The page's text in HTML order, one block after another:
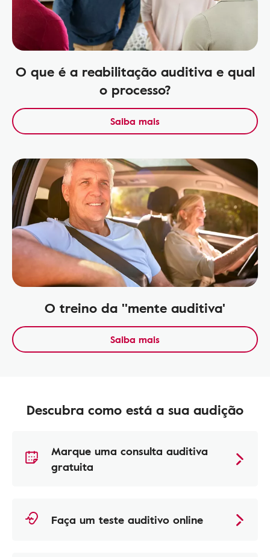
O que é a reabilitação auditiva e qual
o processo?
Saiba mais
O treino da ''mente auditiva'
Saiba mais
Descubra como está a sua audição
Marque uma consulta auditiva
gratuita
Faça um teste auditivo online